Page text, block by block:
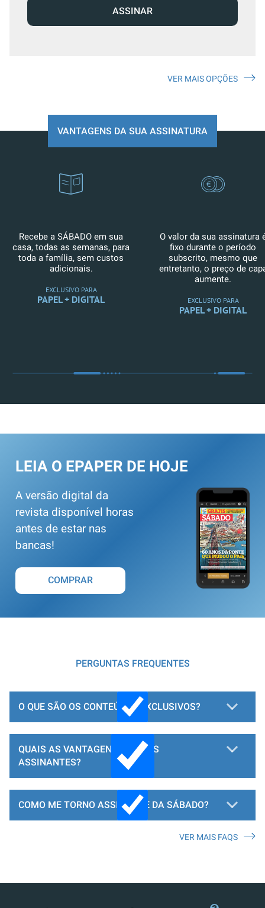
ASSINAR
VER MAIS OPÇÕES
VANTAGENS DA SUA ASSINATURA
Recebe a SÁBADO em sua
casa, todas as semanas, para
toda a família, sem custos
adicionais.
EXCLUSIVO PARA
PAPEL + DIGITAL
O valor da sua assinatura
fixo durante o período
subscrito, mesmo que
entretanto, o preço de
aumente.
EXCLUSIVO PARA
PAPEL + DIGITAL
LEIA O EPAPER DE HOJE
A versão digital da
revista disponível horas
antes de estar nas
bancas!
COMPRAR
PERGUNTAS FREQUENTES
O QUE SÃO OS CONTEÚDOS EXCLUSIVOS?
QUAIS AS VANTAGENS PARA OS
ASSINANTES?
COMO ME TORNO ASSINANTE DA SÁBADO?
VER MAIS FAQS